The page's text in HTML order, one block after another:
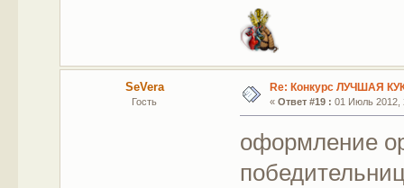
SeVera
Гость
Re: Конкурс ЛУЧШАЯ
« Ответ #19 : 01 Июль 2012,
оформление